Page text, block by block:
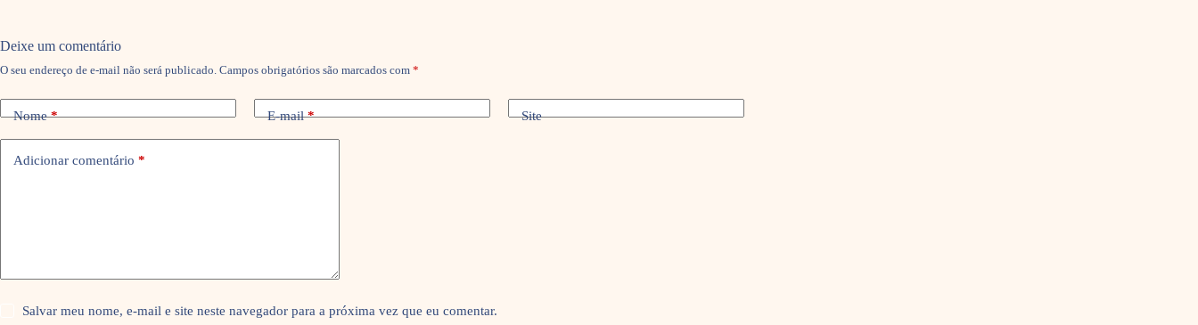
Deixe um comentário
O seu endereço de e-mail não será publicado. Campos obrigatórios são marcados com *
Nome* E-mail* Site
Adicionar comentário *
Salvar meu nome, e-mail e site neste navegador para a próxima vez que eu comentar.